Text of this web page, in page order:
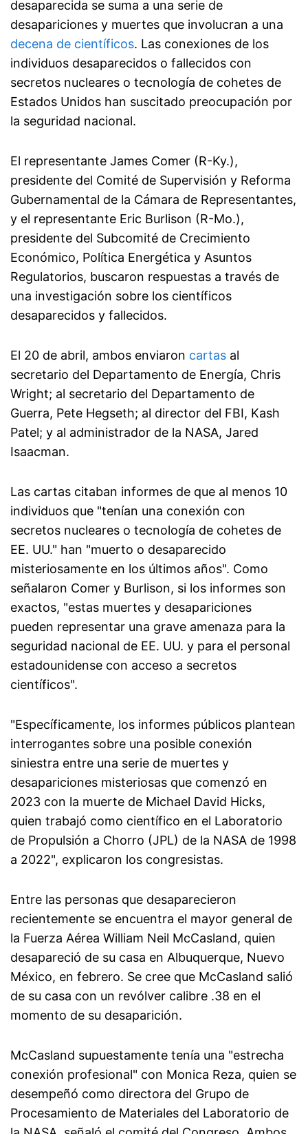
desaparecida se suma a una serie de
desapariciones y muertes que involucran a una
decena de científicos. Las conexiones de los
individuos desaparecidos o fallecidos con
secretos nucleares o tecnología de cohetes de
Estados Unidos han suscitado preocupación por
la seguridad nacional.
El representante James Comer (R-Ky.),
presidente del Comité de Supervisión y Reforma
Gubernamental de la Cámara de Representantes,
y el representante Eric Burlison (R-Mo.),
presidente del Subcomité de Crecimiento
Económico, Política Energética y Asuntos
Regulatorios, buscaron respuestas a través de
una investigación sobre los científicos
desaparecidos y fallecidos.
El 20 de abril, ambos enviaron cartas al
secretario del Departamento de Energía, Chris
Wright; al secretario del Departamento de
Guerra, Pete Hegseth; al director del FBI, Kash
Patel; y al administrador de la NASA, Jared
Isaacman.
Las cartas citaban informes de que al menos 10
individuos que "tenían una conexión con
secretos nucleares o tecnología de cohetes de
EE. UU." han "muerto o desaparecido
misteriosamente en los últimos años". Como
señalaron Comer y Burlison, si los informes son
exactos, "estas muertes y desapariciones
pueden representar una grave amenaza para la
seguridad nacional de EE. UU. y para el personal
estadounidense con acceso a secretos
científicos".
"Específicamente, los informes públicos plantean
interrogantes sobre una posible conexión
siniestra entre una serie de muertes y
desapariciones misteriosas que comenzó en
2023 con la muerte de Michael David Hicks,
quien trabajó como científico en el Laboratorio
de Propulsión a Chorro (JPL) de la NASA de 1998
a 2022", explicaron los congresistas.
Entre las personas que desaparecieron
recientemente se encuentra el mayor general de
la Fuerza Aérea William Neil McCasland, quien
desapareció de su casa en Albuquerque, Nuevo
México, en febrero. Se cree que McCasland salió
de su casa con un revólver calibre .38 en el
momento de su desaparición.
McCasland supuestamente tenía una "estrecha
conexión profesional" con Monica Reza, quien se
desempeñó como directora del Grupo de
Procesamiento de Materiales del Laboratorio de